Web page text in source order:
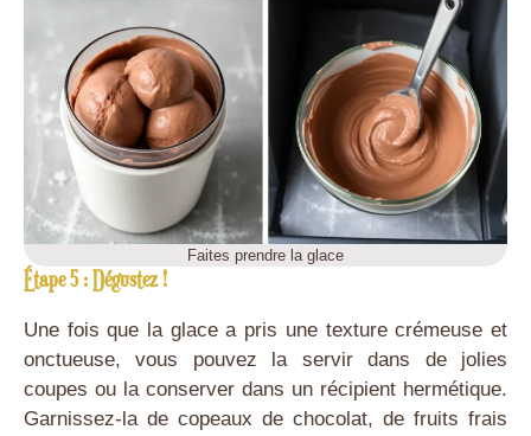
Faites prendre la glace
Étape 5 : Dégustez !
Une fois que la glace a pris une texture crémeuse et
onctueuse, vous pouvez la servir dans de jolies
coupes ou la conserver dans un récipient hermétique.
Garnissez-la de copeaux de chocolat, de fruits frais